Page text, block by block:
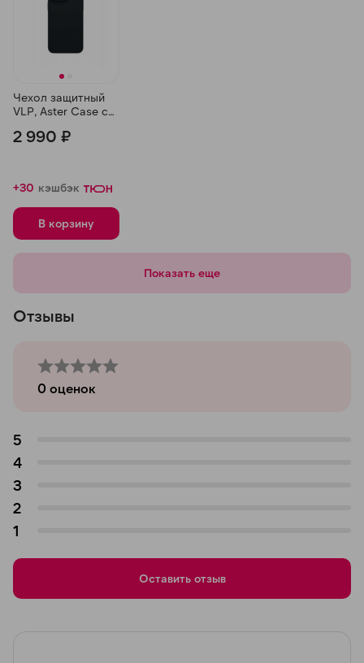
Чехол защитный
VLP, Aster Case с
iPhone 15 Pro,
2 990 ₽
+30 кэшбэк
В корзину
Показать еще
Отзывы
0 оценок
5
4
3
2
1
Оставить отзыв